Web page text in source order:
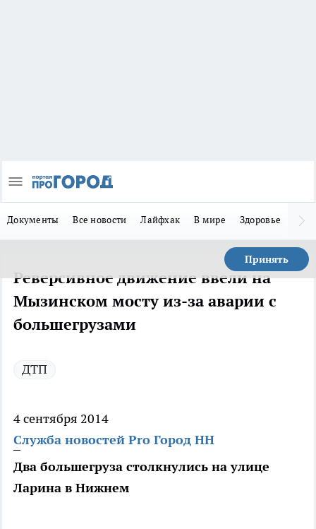
Документы Все новости Лайфхак В мире Здоровье
Принять
Реверсивное движение ввели на
Мызинском мосту из-за аварии с
большегрузами
ДТП
4 сентября 2014
Служба новостей Pro Город НН
Два большегруза столкнулись на улице
Ларина в Нижнем